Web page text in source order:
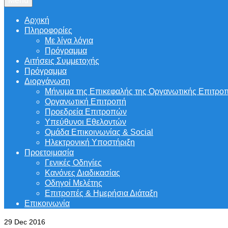
Αρχική
Πληροφορίες
Με λίγα λόγια
Πρόγραμμα
Αιτήσεις Συμμετοχής
Πρόγραμμα
Διοργάνωση
Μήνυμα της Επικεφαλής της Οργανωτικής
Οργανωτική Επιτροπή
Προεδρεία Επιτροπών
Υπεύθυνοι Εθελοντών
Ομάδα Επικοινωνίας & Social
Ηλεκτρονική Υποστήριξη
Προετοιμασία
Γενικές Οδηγίες
Κανόνες Διαδικασίας
Οδηγοί Μελέτης
Επιτροπές & Ημερήσια Διάταξη
Επικοινωνία
29 Dec 2016